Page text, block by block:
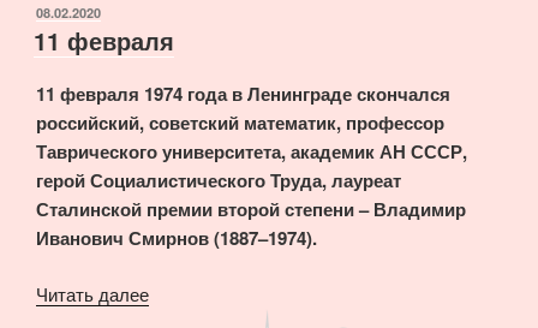
ОПУБЛИКОВАНО
08.02.2020
11 февраля
11 февраля 1974 года в Ленинграде скончался
российский, советский математик, профессор
Таврического университета, академик АН СССР,
герой Социалистического Труда, лауреат
Сталинской премии второй степени – Владимир
Иванович Смирнов (1887–1974).
Читать далее«11